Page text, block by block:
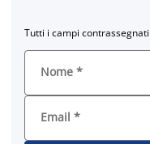
Tutti i campi
Nome *
Email *